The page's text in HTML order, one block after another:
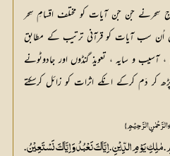
سِحرنے جن جن آیات کو مختلف اقسامِ سِحر
اُن سب آیات کو قرآنی ترتیب کے مطابق
آسیب و سایہ ، تعویذ گنڈوں اور جادوٹونے
کر دَم کرکے انکے اثرات کو زائل کرسکتے
الرَّحْمٰنِ الرَّحِیْمِ}
. مٰلِکِ یَوْمِ الدِّیْنِ . اِیَّاکَ نَعْبُدُ وَ اِیَّاکَ نَسْتَعِیْنُ .